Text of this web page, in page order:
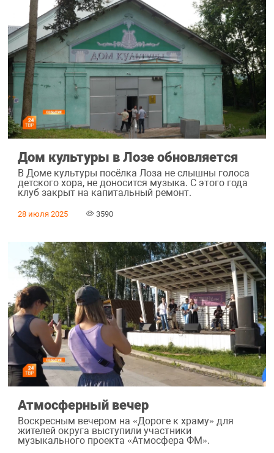
Дом культуры в Лозе обновляется
В Доме культуры посёлка Лоза не слышны голоса
детского хора, не доносится музыка. С этого года
клуб закрыт на капитальный ремонт.
28 июля 2025 3590
Атмосферный вечер
Воскресным вечером на «Дороге к храму» для
жителей округа выступили участники
музыкального проекта «Атмосфера ФМ».